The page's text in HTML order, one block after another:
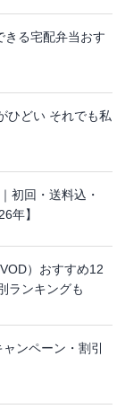
きる宅配弁当おす
ひどい それでも私
初回・送料込・
年】
）おすすめ12
ランキングも
ンペーン・割引